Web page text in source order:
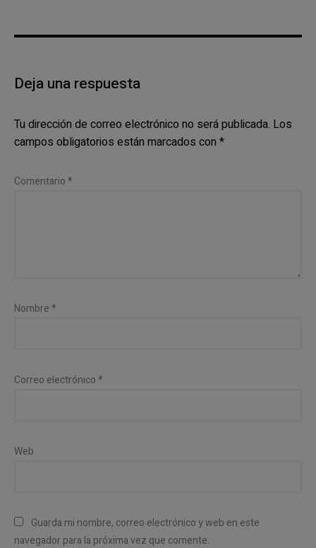
Deja una respuesta
Tu dirección de correo electrónico no será publicada. Los
campos obligatorios están marcados con *
Comentario*
Nombre*
Correo electrónico*
Web
Guarda mi nombre, correo electrónico y web en este
navegador para la próxima vez que comente.